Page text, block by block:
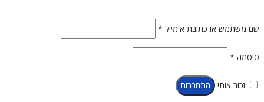
שם משתמש או כתובת אימייל *חובה
סיסמה *חובה
זכור אותי התחברות